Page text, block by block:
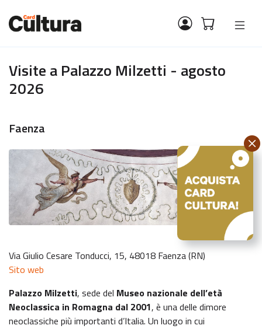
Visite a Palazzo Milzetti - agosto
2026
Faenza
Via Giulio Cesare Tonducci, 15, 48018 Faenza (RN)
Sito web
Palazzo Milzetti, sede del Museo nazionale dell’età
Neoclassica in Romagna dal 2001, è una delle dimore
neoclassiche più importanti d’Italia. Un luogo in cui